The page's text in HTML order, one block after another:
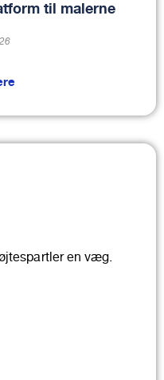
til malerne